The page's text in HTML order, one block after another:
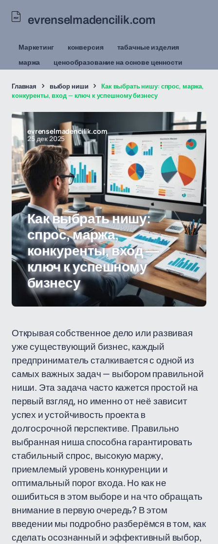
evrenselmadencilik.com
Маркетинг конверсия
табачные изделия
маржа
ценообразование на основе ценности
Главная выбор ниши
Как выбрать нишу: спрос, маржа,
конкуренты, вход — ключ к успешному бизнесу
evrenselmadencilik.com
25 дек 2025
Как выбрать нишу:
спрос, маржа,
конкуренты, вход —
ключ к успешному
бизнесу
Открывая собственное дело или развивая
уже существующий бизнес, каждый
предприниматель сталкивается с одной из
самых важных задач — выбором правильной
ниши. Эта задача часто кажется простой на
первый взгляд, но именно от неё зависит
успех и устойчивость проекта в
долгосрочной перспективе. Правильно
выбранная ниша способна гарантировать
стабильный спрос, высокую маржу,
приемлемый уровень конкуренции и
оптимальный порог входа. Но как не
ошибиться в этом выборе и на что обращать
внимание в первую очередь? В этом
введении мы подробно разберёмся в том, как
сделать осознанный и эффективный выбор,